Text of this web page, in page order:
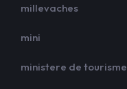
millevaches
mini
ministere de tourisme